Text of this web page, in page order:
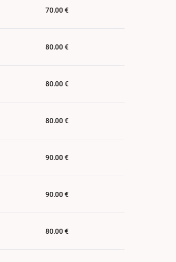
70.00 €
80.00 €
80.00 €
80.00 €
90.00 €
90.00 €
80.00 €